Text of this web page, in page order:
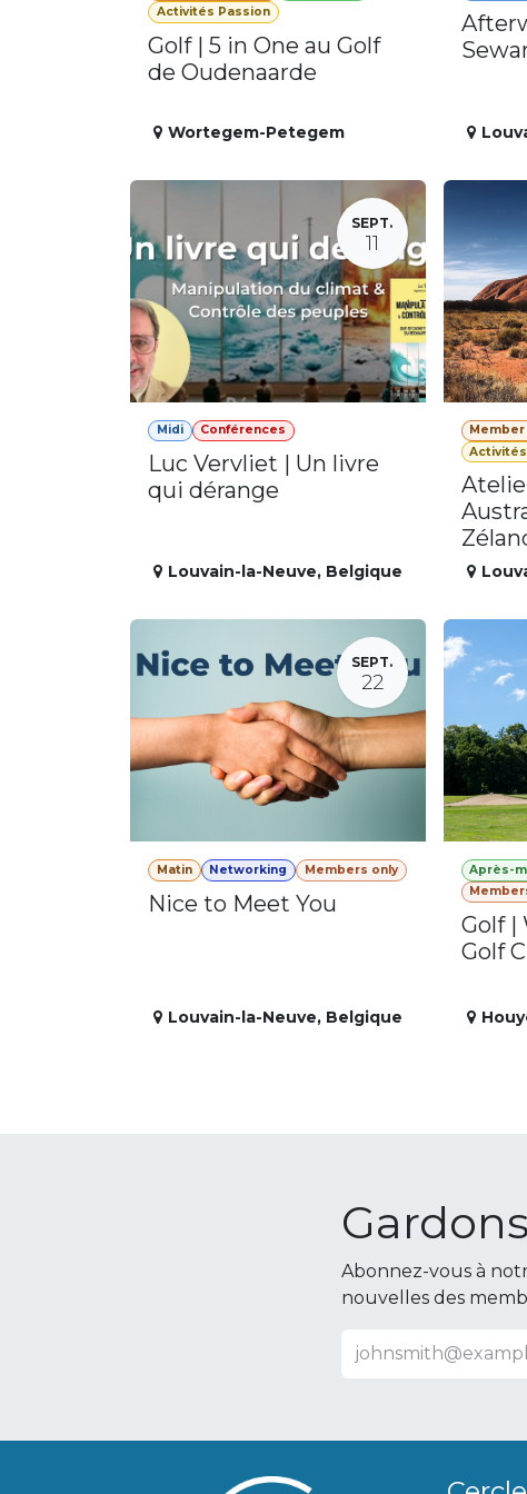
Activités Passion
Golf | 5 in One au Golf
de Oudenaarde
Wortegem-Petegem
SEPT.
11
Midi Conférences
Luc Vervliet | Un livre
qui dérange
Louvain-la-Neuve, Belgique
SEPT.
22
Matin Networking Members only
Nice to Meet You
Louvain-la-Neuve, Belgique
Après-
Golf |
Golf
Abonnez-vous à
nouvelles des